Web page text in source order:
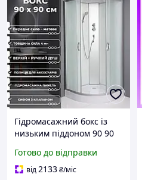
Гідромасажний бокс із
низьким піддоном 90 90
90 90 гідробокс
Готово до відправки
від2133₴/міс